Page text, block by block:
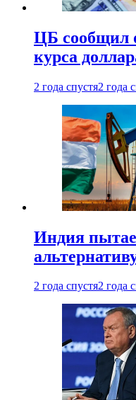
ЦБ сообщил
курса
2 года спустя2 года
Индия
2 года спустя2 года